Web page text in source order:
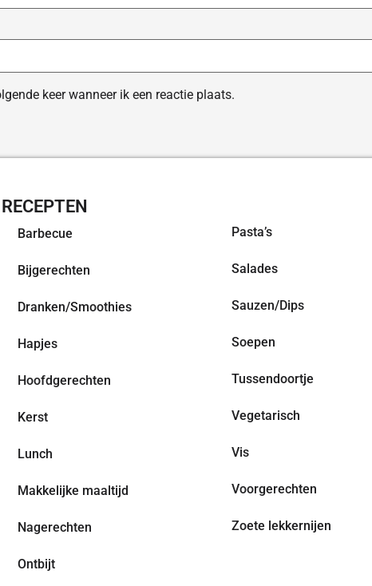
keer wanneer ik een reactie plaats.
RECEPTEN
Barbecue
Bijgerechten
Dranken/Smoothies
Hapjes
Hoofdgerechten
Kerst
Lunch
Makkelijke maaltijd
Nagerechten
Ontbijt
Pasta’s
Salades
Sauzen/Dips
Soepen
Tussendoortje
Vegetarisch
Vis
Voorgerechten
Zoete lekkernijen